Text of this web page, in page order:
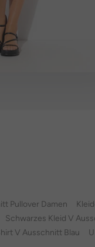
Pullover Damen
Schwarzes Kleid V
V Ausschnitt Blau